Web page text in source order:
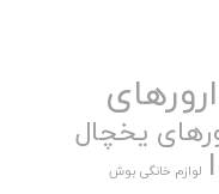
ارورهای
یخچال
لوازم خانگی بوش